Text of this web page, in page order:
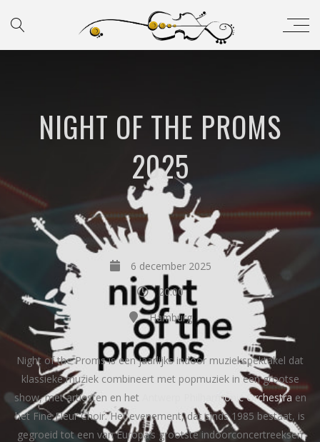
NIGHT OF THE PROMS
2025
6 december 2025
20:00
Hamburg
Night of the Proms is een jaarlijks indoor muziekspektakel dat
klassieke muziek combineert met popmuziek in een grootse
show, met artiesten en het
Antwerp Philharmonic Orchestra en
het Fine Fleur Choir. Het evenement, dat sinds 1985 bestaat, is
gegroeid tot een van Europa’s grootste indoorconcertreeksen